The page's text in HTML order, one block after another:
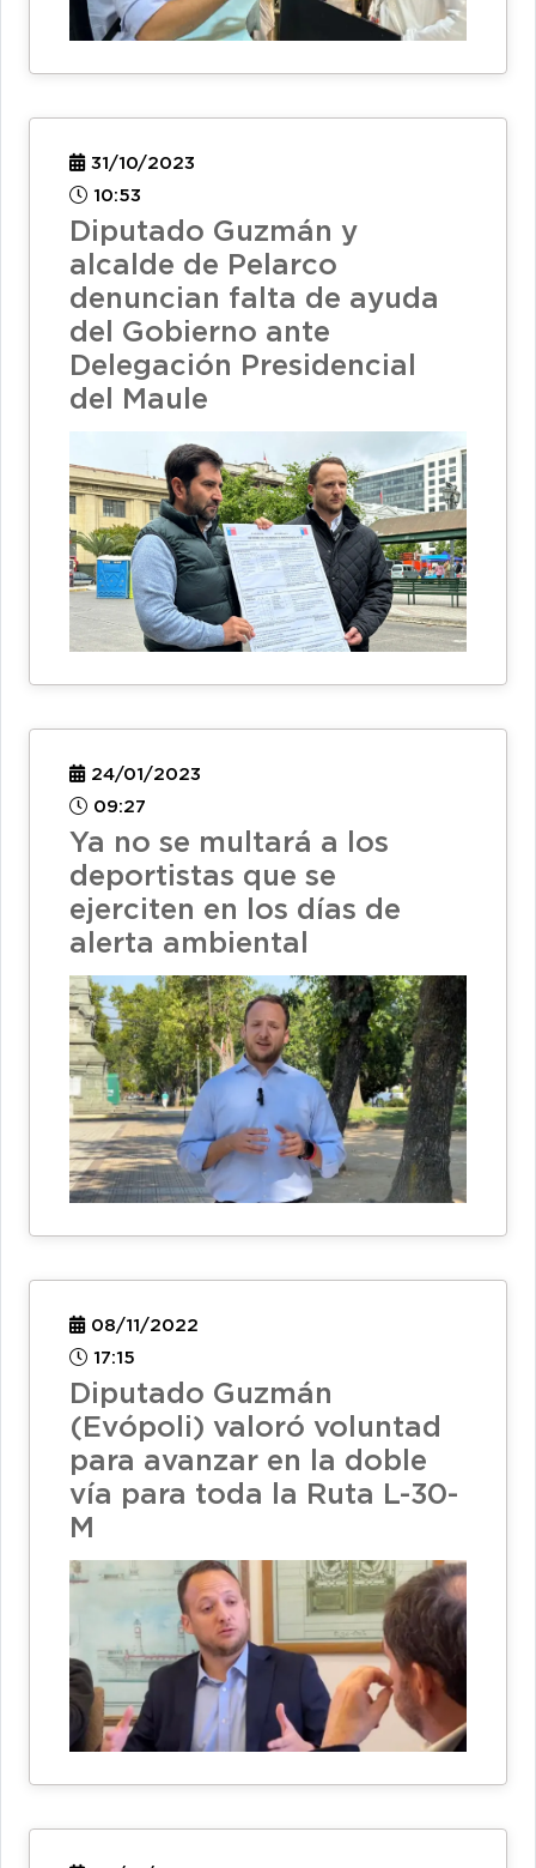
31/10/2023
10:53
Diputado Guzmán y
alcalde de Pelarco
denuncian falta de ayuda
del Gobierno ante
Delegación Presidencial
del Maule
24/01/2023
09:27
Ya no se multará a los
deportistas que se
ejerciten en los días de
alerta ambiental
08/11/2022
17:15
Diputado Guzmán
(Evópoli) valoró voluntad
para avanzar en la doble
vía para toda la Ruta L-30-
M